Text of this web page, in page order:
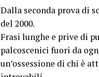
Dalla seconda prova di
del 2000.
Frasi lunghe e prive di
palcoscenici fuori da
un’ossessione di chi è